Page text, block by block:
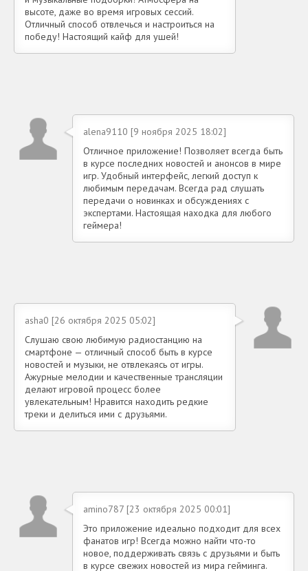
высоте, даже во время игровых сессий.
Отличный способ отвлечься и настроиться на
победу! Настоящий кайф для ушей!
alena9110 [9 ноября 2025 18:02]
Отличное приложение! Позволяет всегда быть
в курсе последних новостей и анонсов в мире
игр. Удобный интерфейс, легкий доступ к
любимым передачам. Всегда рад слушать
передачи о новинках и обсуждениях с
экспертами. Настоящая находка для любого
геймера!
asha0 [26 октября 2025 05:02]
Слушаю свою любимую радиостанцию на
смартфоне — отличный способ быть в курсе
новостей и музыки, не отвлекаясь от игры.
Ажурные мелодии и качественные трансляции
делают игровой процесс более
увлекательным! Нравится находить редкие
треки и делиться ими с друзьями.
amino787 [23 октября 2025 00:01]
Это приложение идеально подходит для всех
фанатов игр! Всегда можно найти что-то
новое, поддерживать связь с друзьями и быть
в курсе свежих новостей из мира гейминга.